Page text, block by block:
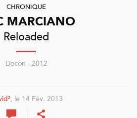
CHRONIQUE
MARCIANO
Reloaded
Decon - 2012
, le 14 Fév. 2013